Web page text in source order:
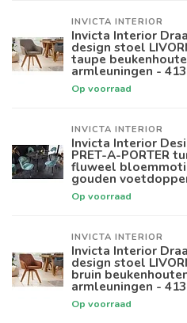
INVICTA INTERIOR
Invicta Interior
design stoel
taupe
armleuningen -
Op voorraad
INVICTA INTERIOR
Invicta Interior
PRET-A-PORTER
fluweel
gouden
Op voorraad
INVICTA INTERIOR
Invicta Interior
design stoel
bruin
armleuningen -
Op voorraad